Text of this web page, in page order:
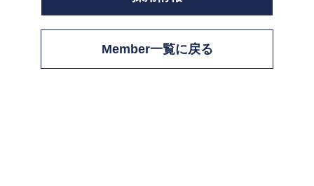
Member一覧に戻る